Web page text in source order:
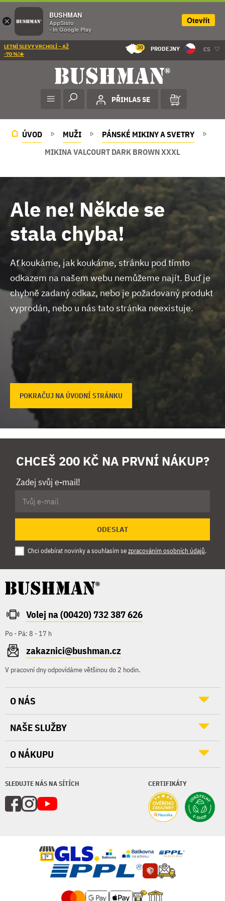
LETNÍ SLEVY VRCHOLÍ – AŽ
-70 %!☀️
30 PRODEJNY CS
PŘIHLAS SE
ÚVOD MUŽI
PÁNSKÉ MIKINY A SVETRY
MIKINA VALCOURT DARK BROWN XXXL
Ale ne! Někde se
stala chyba!
Ať koukáme, jak koukáme, stránku pod tímto
odkazem na našem webu nemůžeme najít. Buď je
chybně zadaný odkaz, nebo je požadovaný produkt
vyprodán, nebo u nás tato stránka neexistuje.
POKRAČUJ NA ÚVODNÍ STRÁNKU
CHCEŠ 200 KČ NA PRVNÍ NÁKUP?
Zadej svůj e-mail!
ODESLAT
Chci odebírat novinky a souhlasím sezpracováním osobních údajů.
Volej na (00420) 732 387 626
Po - Pá: 8 - 17 h
zakaznici@bushman.cz
V pracovní dny odpovídáme většinou do 2 hodin.
SLEDUJTE NÁS NA SÍTÍCH CERTIFIKÁTY
O NÁS
NAŠE SLUŽBY
O NÁKUPU
×
BUSHMAN
AppSisto
- In Google Play
Otevřít